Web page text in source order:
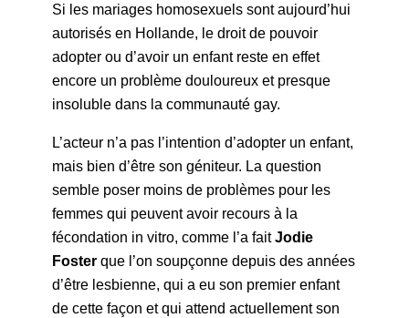
Si les mariages homosexuels sont aujourd’hui
autorisés en Hollande, le droit de pouvoir
adopter ou d’avoir un enfant reste en effet
encore un problème douloureux et presque
insoluble dans la communauté gay.
L’acteur n’a pas l’intention d’adopter un enfant,
mais bien d’être son géniteur. La question
semble poser moins de problèmes pour les
femmes qui peuvent avoir recours à la
fécondation in vitro, comme l’a faitJodie
Foster que l’on soupçonne depuis des années
d’être lesbienne, qui a eu son premier enfant
de cette façon et qui attend actuellement son